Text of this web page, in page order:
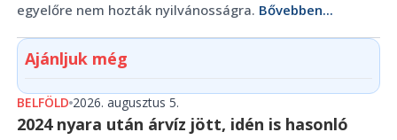
egyelőre nem hozták nyilvánosságra. Bővebben...
Ajánljuk még
BELFÖLD 2026. augusztus 5.
2024 nyara után árvíz jött, idén is hasonló